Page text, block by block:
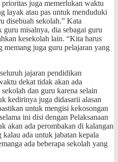
juga memerlukan waktu
layak atau pas untuk menduduki
disebuah sekolah.” Kata
misalnya, dia sebagai guru
kesekolah lain. “Kita harus
memang juga guru pelajaran yang
jajaran pendidikan
dekat tidak akan ada
dan guru karena selain
kedirinya juga didasarii alasan
untuk mengisi kekosongan
ini disi dengan Pelaksanaan
akan ada perombakan di kalangan
ada untuk jabatan kepala
ada beberapa sekolah yang